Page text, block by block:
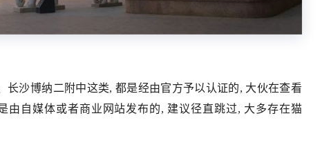
长沙博纳二附中这类, 都是经由官方予以认证的, 大伙在查看
由自媒体或者商业网站发布的, 建议径直跳过, 大多存在猫